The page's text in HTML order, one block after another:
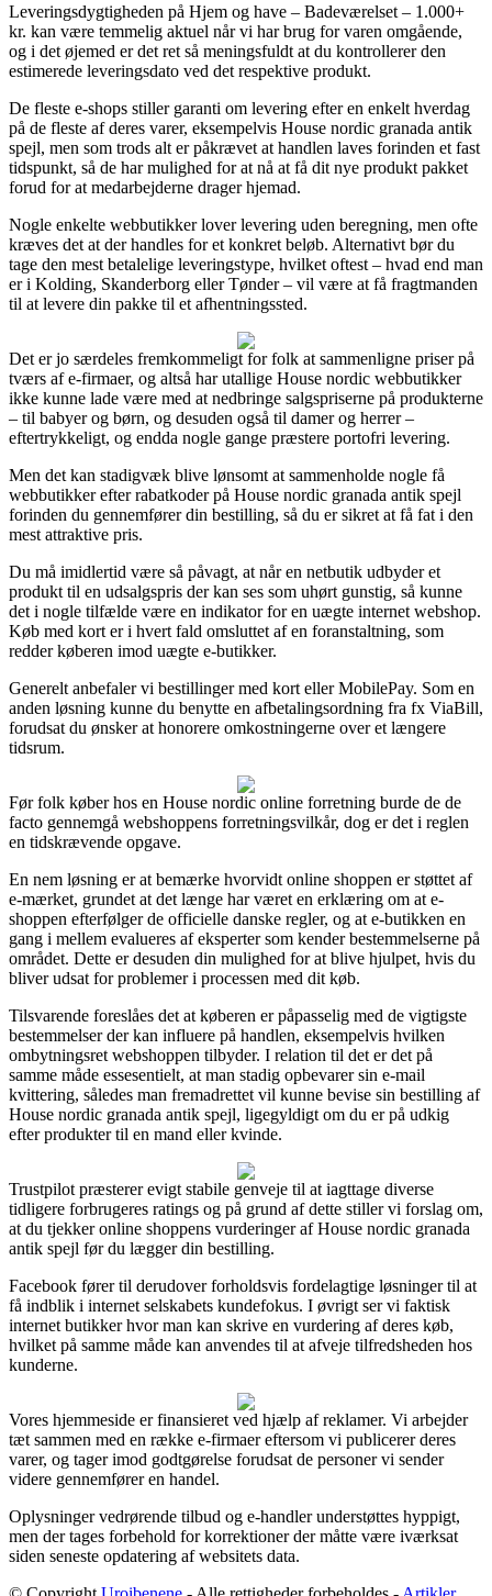
Leveringsdygtigheden på Hjem og have – Badeværelset – 1.000+
kr. kan være temmelig aktuel når vi har brug for varen omgående,
og i det øjemed er det ret så meningsfuldt at du kontrollerer den
estimerede leveringsdato ved det respektive produkt.
De fleste e-shops stiller garanti om levering efter en enkelt hverdag
på de fleste af deres varer, eksempelvis House nordic granada antik
spejl, men som trods alt er påkrævet at handlen laves forinden et fast
tidspunkt, så de har mulighed for at nå at få dit nye produkt pakket
forud for at medarbejderne drager hjemad.
Nogle enkelte webbutikker lover levering uden beregning, men ofte
kræves det at der handles for et konkret beløb. Alternativt bør du
tage den mest betalelige leveringstype, hvilket oftest – hvad end man
er i Kolding, Skanderborg eller Tønder – vil være at få fragtmanden
til at levere din pakke til et afhentningssted.
Det er jo særdeles fremkommeligt for folk at sammenligne priser på
tværs af e-firmaer, og altså har utallige House nordic webbutikker
ikke kunne lade være med at nedbringe salgspriserne på produkterne
– til babyer og børn, og desuden også til damer og herrer –
eftertrykkeligt, og endda nogle gange præstere portofri levering.
Men det kan stadigvæk blive lønsomt at sammenholde nogle få
webbutikker efter rabatkoder på House nordic granada antik spejl
forinden du gennemfører din bestilling, så du er sikret at få fat i den
mest attraktive pris.
Du må imidlertid være så påvagt, at når en netbutik udbyder et
produkt til en udsalgspris der kan ses som uhørt gunstig, så kunne
det i nogle tilfælde være en indikator for en uægte internet webshop.
Køb med kort er i hvert fald omsluttet af en foranstaltning, som
redder køberen imod uægte e-butikker.
Generelt anbefaler vi bestillinger med kort eller MobilePay. Som en
anden løsning kunne du benytte en afbetalingsordning fra fx ViaBill,
forudsat du ønsker at honorere omkostningerne over et længere
tidsrum.
Før folk køber hos en House nordic online forretning burde de de
facto gennemgå webshoppens forretningsvilkår, dog er det i reglen
en tidskrævende opgave.
En nem løsning er at bemærke hvorvidt online shoppen er støttet af
e-mærket, grundet at det længe har været en erklæring om at e-
shoppen efterfølger de officielle danske regler, og at e-butikken en
gang i mellem evalueres af eksperter som kender bestemmelserne på
området. Dette er desuden din mulighed for at blive hjulpet, hvis du
bliver udsat for problemer i processen med dit køb.
Tilsvarende foreslåes det at køberen er påpasselig med de vigtigste
bestemmelser der kan influere på handlen, eksempelvis hvilken
ombytningsret webshoppen tilbyder. I relation til det er det på
samme måde essesentielt, at man stadig opbevarer sin e-mail
kvittering, således man fremadrettet vil kunne bevise sin bestilling af
House nordic granada antik spejl, ligegyldigt om du er på udkig
efter produkter til en mand eller kvinde.
Trustpilot præsterer evigt stabile genveje til at iagttage diverse
tidligere forbrugeres ratings og på grund af dette stiller vi forslag om,
at du tjekker online shoppens vurderinger af House nordic granada
antik spejl før du lægger din bestilling.
Facebook fører til derudover forholdsvis fordelagtige løsninger til at
få indblik i internet selskabets kundefokus. I øvrigt ser vi faktisk
internet butikker hvor man kan skrive en vurdering af deres køb,
hvilket på samme måde kan anvendes til at afveje tilfredsheden hos
kunderne.
Vores hjemmeside er finansieret ved hjælp af reklamer. Vi arbejder
tæt sammen med en række e-firmaer eftersom vi publicerer deres
varer, og tager imod godtgørelse forudsat de personer vi sender
videre gennemfører en handel.
Oplysninger vedrørende tilbud og e-handler understøttes hyppigt,
men der tages forbehold for korrektioner der måtte være iværksat
siden seneste opdatering af websitets data.